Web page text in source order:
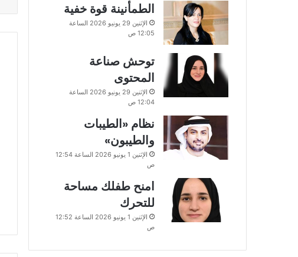
الطمأنينة قوة خفية
الإثنين 29 يونيو 2026 الساعة
12:05 ص
توحش صناعة
المحتوى
الإثنين 29 يونيو 2026 الساعة
12:04 ص
نظام «الطيبات
والطيبون»
الإثنين 1 يونيو 2026 الساعة 12:54
ص
امنح طفلك مساحة
للتحرك
الإثنين 1 يونيو 2026 الساعة 12:52
ص